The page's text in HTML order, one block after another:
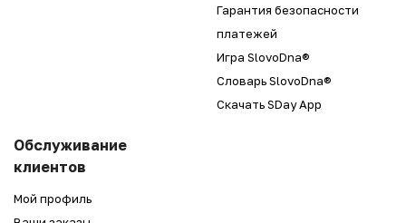
Гарантия безопасности
платежей
Игра SlovoDna®
Словарь SlovoDna®
Скачать SDay App
Обслуживание
клиентов
Мой профиль